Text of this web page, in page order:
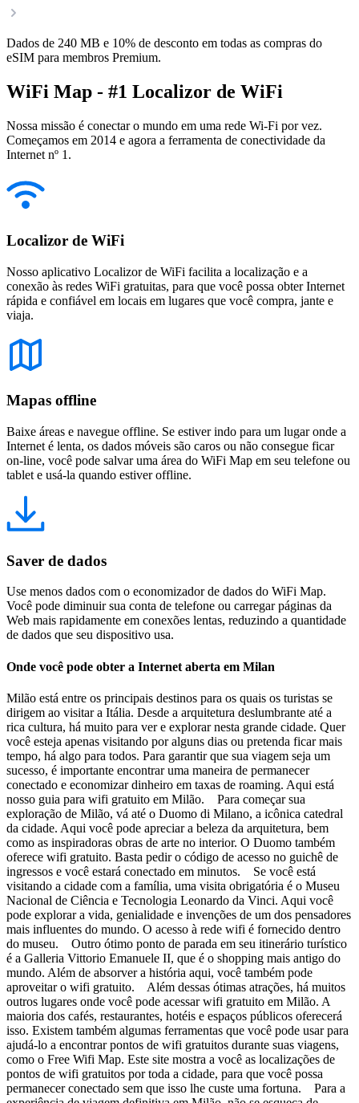
Dados de 240 MB e 10% de desconto em todas as compras do
eSIM para membros Premium.
WiFi Map - #1 Localizor de WiFi
Nossa missão é conectar o mundo em uma rede Wi-Fi por vez.
Começamos em 2014 e agora a ferramenta de conectividade da
Internet nº 1.
Localizor de WiFi
Nosso aplicativo Localizor de WiFi facilita a localização e a
conexão às redes WiFi gratuitas, para que você possa obter Internet
rápida e confiável em locais em lugares que você compra, jante e
viaja.
Mapas offline
Baixe áreas e navegue offline. Se estiver indo para um lugar onde a
Internet é lenta, os dados móveis são caros ou não consegue ficar
on-line, você pode salvar uma área do WiFi Map em seu telefone ou
tablet e usá-la quando estiver offline.
Saver de dados
Use menos dados com o economizador de dados do WiFi Map.
Você pode diminuir sua conta de telefone ou carregar páginas da
Web mais rapidamente em conexões lentas, reduzindo a quantidade
de dados que seu dispositivo usa.
Onde você pode obter a Internet aberta em Milan
Milão está entre os principais destinos para os quais os turistas se
dirigem ao visitar a Itália. Desde a arquitetura deslumbrante até a
rica cultura, há muito para ver e explorar nesta grande cidade. Quer
você esteja apenas visitando por alguns dias ou pretenda ficar mais
tempo, há algo para todos. Para garantir que sua viagem seja um
sucesso, é importante encontrar uma maneira de permanecer
conectado e economizar dinheiro em taxas de roaming. Aqui está
nosso guia para wifi gratuito em Milão. Para começar sua
exploração de Milão, vá até o Duomo di Milano, a icônica catedral
da cidade. Aqui você pode apreciar a beleza da arquitetura, bem
como as inspiradoras obras de arte no interior. O Duomo também
oferece wifi gratuito. Basta pedir o código de acesso no guichê de
ingressos e você estará conectado em minutos. Se você está
visitando a cidade com a família, uma visita obrigatória é o Museu
Nacional de Ciência e Tecnologia Leonardo da Vinci. Aqui você
pode explorar a vida, genialidade e invenções de um dos pensadores
mais influentes do mundo. O acesso à rede wifi é fornecido dentro
do museu. Outro ótimo ponto de parada em seu itinerário turístico
é a Galleria Vittorio Emanuele II, que é o shopping mais antigo do
mundo. Além de absorver a história aqui, você também pode
aproveitar o wifi gratuito. Além dessas ótimas atrações, há muitos
outros lugares onde você pode acessar wifi gratuito em Milão. A
maioria dos cafés, restaurantes, hotéis e espaços públicos oferecerá
isso. Existem também algumas ferramentas que você pode usar para
ajudá-lo a encontrar pontos de wifi gratuitos durante suas viagens,
como o Free Wifi Map. Este site mostra a você as localizações de
pontos de wifi gratuitos por toda a cidade, para que você possa
permanecer conectado sem que isso lhe custe uma fortuna. Para a